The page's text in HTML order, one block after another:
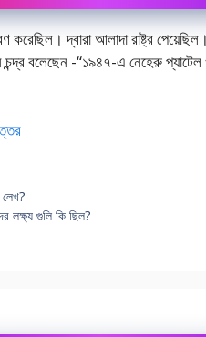
দ্বারা আলাদা রাষ্ট্র
বলেছেন -“১৯৪৭-এ নেহেরু
লেখ?
লক্ষ্য গুলি কি ছিল?